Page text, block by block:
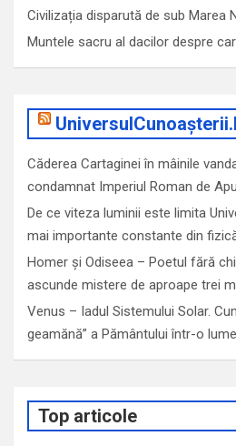
Civilizația disparută de sub Marea
Muntele sacru al dacilor despre
Căderea Cartaginei în mâinile
condamnat Imperiul Roman de
De ce viteza luminii este limita
mai importante constante din
Homer și Odiseea – Poetul fără
ascunde mistere de aproape trei
Venus – Iadul Sistemului Solar.
geamănă” a Pământului într-o
Top articole